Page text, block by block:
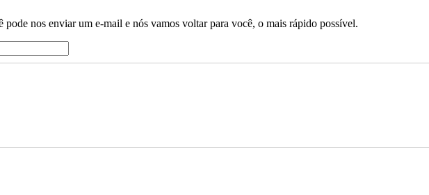
pode nos enviar um e-mail e nós vamos voltar para você, o mais rápido possível.